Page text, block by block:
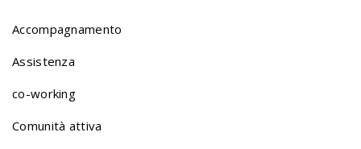
Accompagnamento
Assistenza
co-working
Comunità attiva